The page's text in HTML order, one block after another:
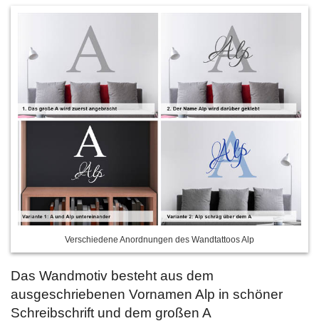
Verschiedene Anordnungen des Wandtattoos Alp
Das Wandmotiv besteht aus dem
ausgeschriebenen Vornamen Alp in schöner
Schreibschrift und dem großen A